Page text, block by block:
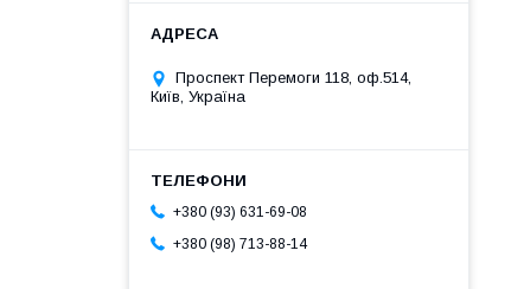
Проспект Перемоги 118, оф.514,
Київ, Україна
+380 (93) 631-69-08
+380 (98) 713-88-14